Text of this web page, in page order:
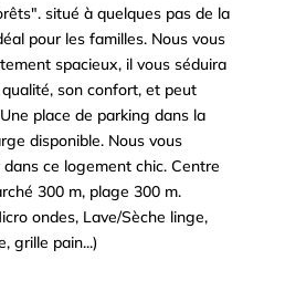
situé à quelques pas de la
pour les familles. Nous vous
spacieux, il vous séduira
son confort, et peut
place de parking dans la
disponible. Nous vous
ce logement chic. Centre
300 m, plage 300 m.
ondes, Lave/Sèche linge,
grille pain...)